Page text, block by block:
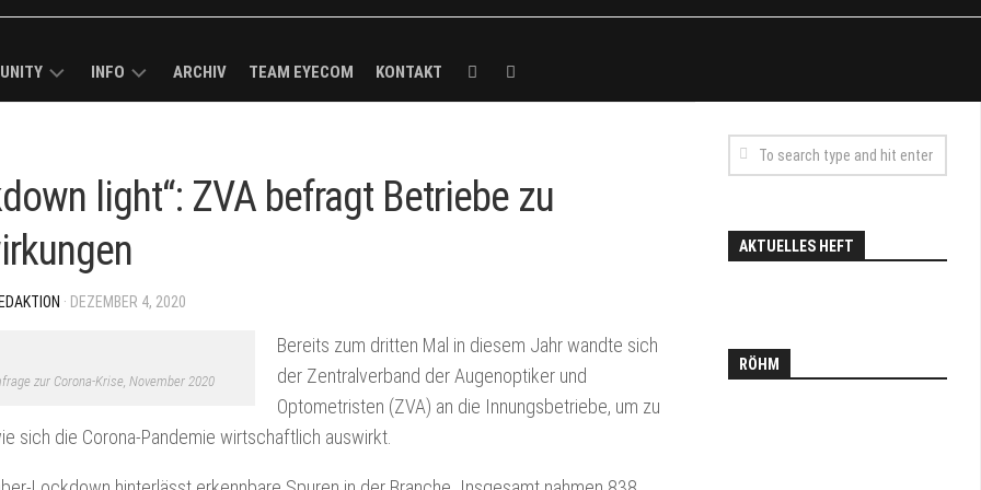
INFO
MEDIADATEN
/
VERBREITUNGSANALYSE
IMPRESSUM
ARCHIV TEAM EYECOM KONTAKT
light“: ZVA befragt Betriebe zu
· DEZEMBER 4, 2020
zur Corona-Krise, November 2020
Bereits zum dritten Mal in diesem Jahr wandte sich
der Zentralverband der Augenoptiker und
Optometristen (ZVA) an die Innungsbetriebe, um zu
sich die Corona-Pandemie wirtschaftlich auswirkt.
AKTUELLES HEFT
RÖHM